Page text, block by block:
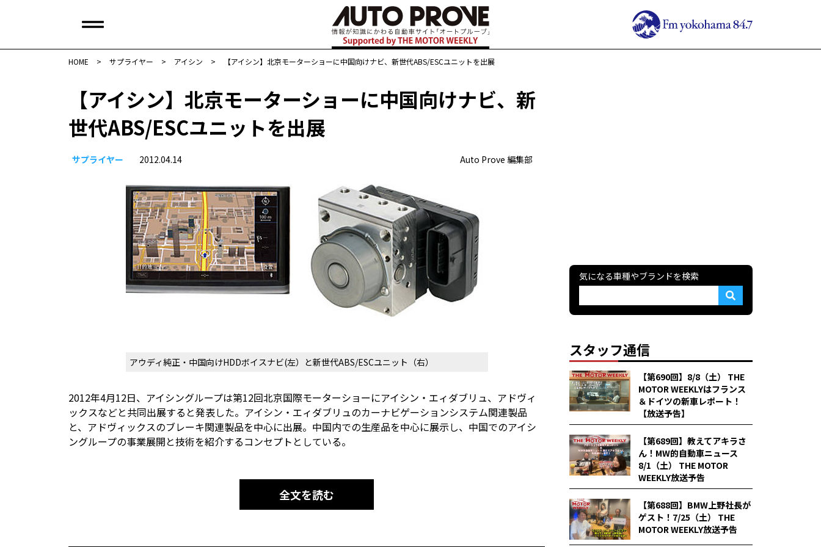
HOME > サプライヤー > アイシン > 【アイシン】北京モーターショーに中国向けナビ、新世代ABS/ESCユニットを出展
【アイシン】北京モーターショーに中国向けナビ、新
世代ABS/ESCユニットを出展
サプライヤー 2012.04.14 Auto Prove 編集部
アウディ純正・中国向けHDDボイスナビ(左）と新世代ABS/ESCユニット（右）
2012年4月12日、アイシングループは第12回北京国際モーターショーにアイシン・エィダブリュ、アドヴィ
ックスなどと共同出展すると発表した。アイシン・エィダブリュのカーナビゲーションシステム関連製品
と、アドヴィックスのブレーキ関連製品を中心に出展。中国内での生産品を中心に展示し、中国でのアイシ
ングループの事業展開と技術を紹介するコンセプトとしている。
全文を読む
気になる車種やブランドを検索
スタッフ通信
【第690回】8/8（土） THE
MOTOR WEEKLYはフランス
＆ドイツの新車レポート！
【放送予告】
【第689回】教えてアキラさ
ん！MW的自動車ニュース
8/1（土） THE MOTOR
WEEKLY放送予告
【第688回】BMW上野社長が
ゲスト！7/25（土） THE
MOTOR WEEKLY放送予告